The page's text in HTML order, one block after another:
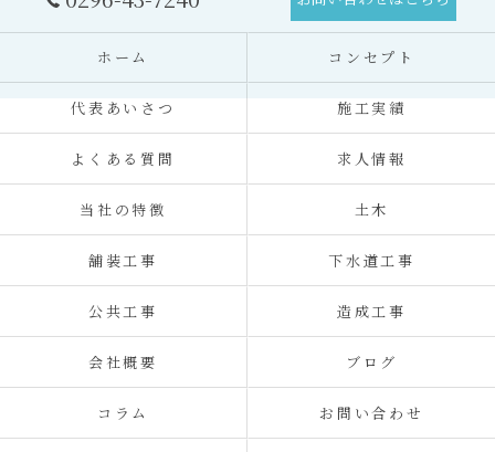
ホーム コンセプト
代表あいさつ 施工実績
よくある質問 求人情報
当社の特徴 土木
舗装工事 下水道工事
公共工事 造成工事
会社概要 ブログ
コラム お問い合わせ